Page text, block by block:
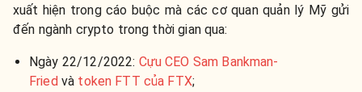
xuất hiện trong cáo buộc mà các cơ quan quản lý Mỹ gửi
đến ngành crypto trong thời gian qua:
Ngày 22/12/2022: Cựu CEO Sam Bankman-
Fried và token FTT của FTX;